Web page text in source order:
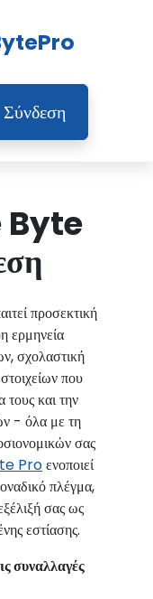
Σύνδεση
προσεκτική
ερμηνεία
σχολαστική
που
τους και την
- όλα με τη
σας
Proενοποιεί
πλέγμα,
σας ως
εστίασης.
συναλλαγές